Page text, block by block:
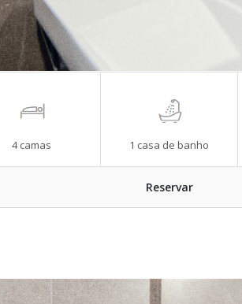
4 camas 1 casa de banho
Reservar